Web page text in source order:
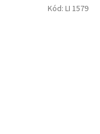
Kód: LI 1579